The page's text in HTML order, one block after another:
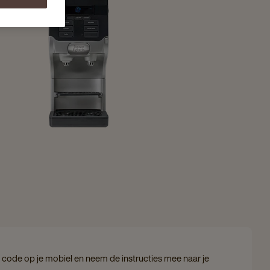
code op je mobiel en neem de instructies mee naar je